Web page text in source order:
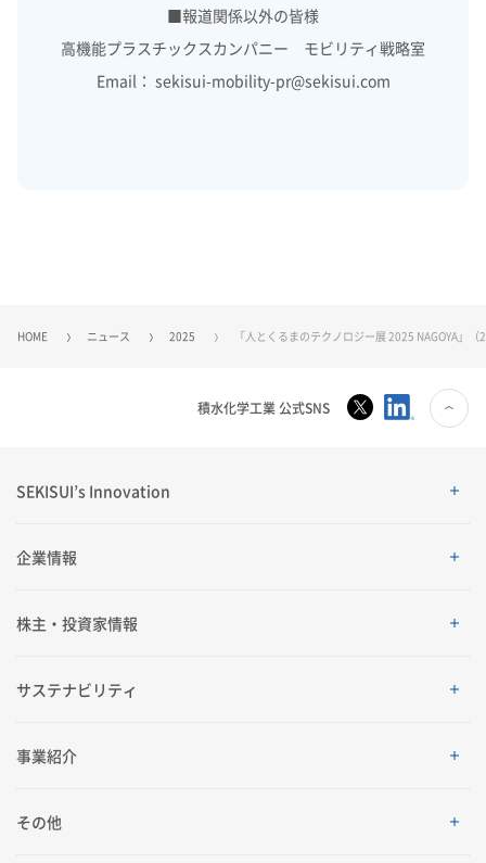
■報道関係以外の皆様
高機能プラスチックスカンパニー モビリティ戦略室
Email： sekisui-mobility-pr@sekisui.com
HOME ニュース 2025 「人とくるまのテクノロジー展 2025 NAGOYA」
積水化学工業 公式SNS
SEKISUI’s Innovation
SEKISUI’s Innovation
企業情報
企業情報
ご挨拶
株主・投資家情報
株主・投資家情報
経営情報
サステナビリティ
サステナビリティ
トップメッセージ
事業紹介
事業紹介
採用情報
その他